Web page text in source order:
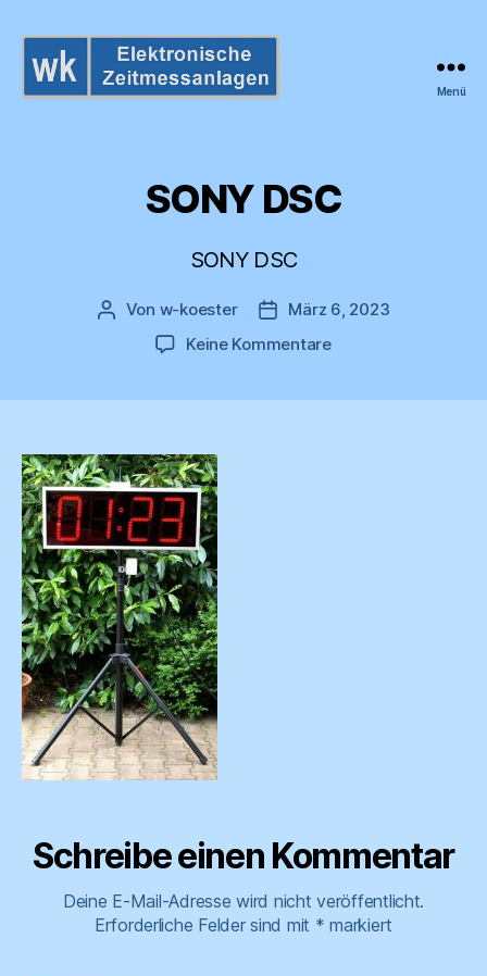
Menü
SONY DSC
SONY DSC
Beitragsautor
Von w-koester Veröffentlichungsdatum
März 6, 2023
Keine Kommentarezu
Schreibe einen Kommentar
Deine E-Mail-Adresse wird nicht veröffentlicht.
Erforderliche Felder sind mit * markiert